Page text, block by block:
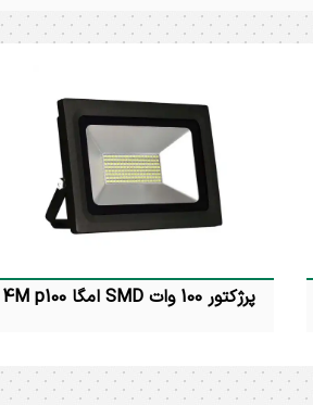
پرژکتور 100 وات SMD امگا 4M p100
پرژکتور 100 وات اس ام دی ( امگا ) 4M
توان مصرفی : 100 وات رنگ نور : آفتابی و